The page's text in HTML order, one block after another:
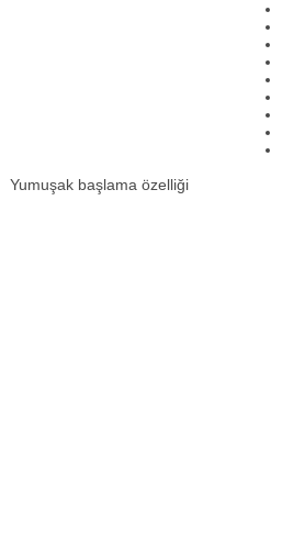
Yumuşak başlama özelliği